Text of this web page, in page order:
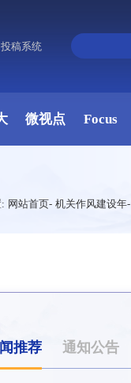
投稿系统
微视点 Focus
网站首页- 机关作风建设年-
推荐 通知公告